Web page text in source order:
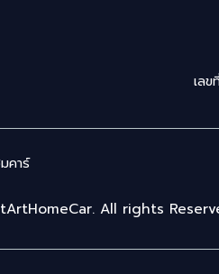
เล
คาร์
All rights